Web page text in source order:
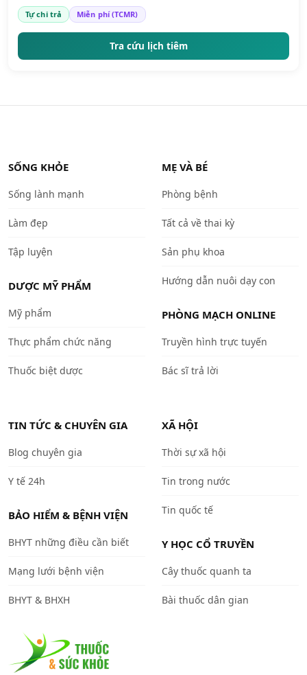
Tự chi trả Miễn phí (TCMR)
Tra cứu lịch tiêm
SỐNG KHỎE
Sống lành mạnh
Làm đẹp
Tập luyện
DƯỢC MỸ PHẨM
Mỹ phẩm
Thực phẩm chức năng
Thuốc biệt dược
MẸ VÀ BÉ
Phòng bệnh
Tất cả về thai kỳ
Sản phụ khoa
Hướng dẫn nuôi dạy con
PHÒNG MẠCH ONLINE
Truyền hình trực tuyến
Bác sĩ trả lời
TIN TỨC & CHUYÊN GIA
Blog chuyên gia
Y tế 24h
BẢO HIỂM & BỆNH VIỆN
BHYT những điều cần biết
Mạng lưới bệnh viện
BHYT & BHXH
XÃ HỘI
Thời sự xã hội
Tin trong nước
Tin quốc tế
Y HỌC CỔ TRUYỀN
Cây thuốc quanh ta
Bài thuốc dân gian